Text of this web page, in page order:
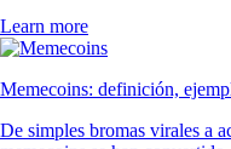
Learn more
Memecoins: definición,
De simples bromas virales a